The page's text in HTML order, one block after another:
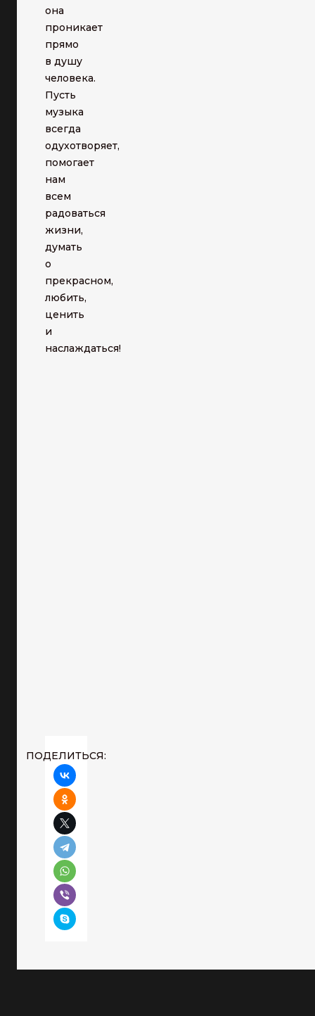
она
проникает
прямо
в душу
человека.
Пусть
музыка
всегда
одухотворяет,
помогает
нам
всем
радоваться
жизни,
думать
о
прекрасном,
любить,
ценить
и
наслаждаться!
ПОДЕЛИТЬСЯ: